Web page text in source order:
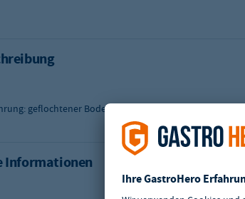
geflochtener Boden
Informationen